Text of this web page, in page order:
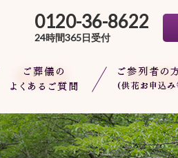
0120-36-8622
24時間365日受付
込み等)
等)